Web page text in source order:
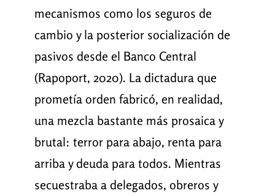
mecanismos como los seguros de
cambio y la posterior socialización de
pasivos desde el Banco Central
(Rapoport, 2020). La dictadura que
prometía orden fabricó, en realidad,
una mezcla bastante más prosaica y
brutal: terror para abajo, renta para
arriba y deuda para todos. Mientras
secuestraba a delegados, obreros y